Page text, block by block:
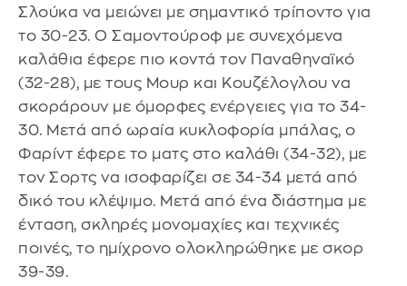
Σλούκα να μειώνει με σημαντικό τρίποντο για
το 30-23. Ο Σαμοντούροφ με συνεχόμενα
καλάθια έφερε πιο κοντά τον Παναθηναϊκό
(32-28), με τους Μουρ και Κουζέλογλου να
σκοράρουν με όμορφες ενέργειες για το 34-
30. Μετά από ωραία κυκλοφορία μπάλας, ο
Φαρίντ έφερε το ματς στο καλάθι (34-32), με
τον Σορτς να ισοφαρίζει σε 34-34 μετά από
δικό του κλέψιμο. Μετά από ένα διάστημα με
ένταση, σκληρές μονομαχίες και τεχνικές
ποινές, το ημίχρονο ολοκληρώθηκε με σκορ
39-39.